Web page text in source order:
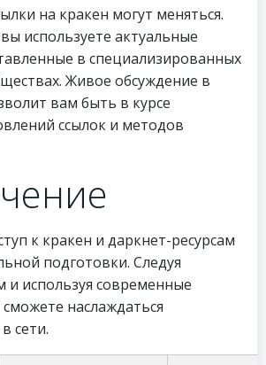
на кракен могут меняться.
используете актуальные
в специализированных
Живое обсуждение в
вам быть в курсе
ссылок и методов
к кракен и даркнет-ресурсам
подготовки. Следуя
и используя современные
наслаждаться
сети.